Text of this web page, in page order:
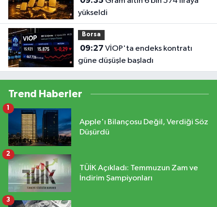
yükseldi
Borsa
09:27
güne düşüşle başladı
Trend Haberler
Apple'ı Bilançosu Değil, Verdiği Söz
Düşürdü
TÜİK Açıkladı: Temmuzun Zam ve
İndirim Şampiyonları
2
3